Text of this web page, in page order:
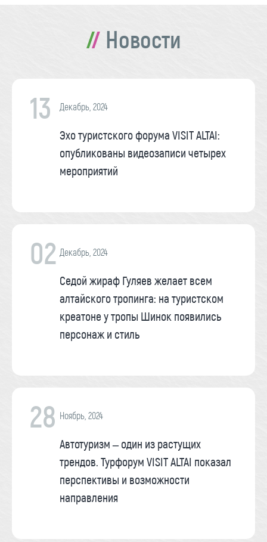
Новости
13 Декабрь, 2024
Эхо туристского форума VISIT ALTAI:
опубликованы видеозаписи четырех
мероприятий
02 Декабрь, 2024
Седой жираф Гуляев желает всем
алтайского тропинга: на туристском
креатоне у тропы Шинок появились
персонаж и стиль
28 Ноябрь, 2024
Автотуризм – один из растущих
трендов. Турфорум VISIT ALTAI показал
перспективы и возможности
направления